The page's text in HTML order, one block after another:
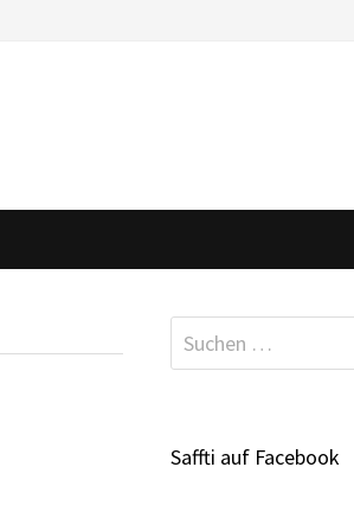
Suchen
nach:
Saffti auf Facebook